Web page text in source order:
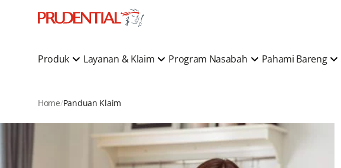
Produk Layanan & Klaim Program Nasabah Pahami Bareng
Home Panduan Klaim